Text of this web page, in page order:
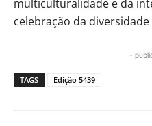
multiculturalidade e da
celebração da
-
TAGS Edição 5439